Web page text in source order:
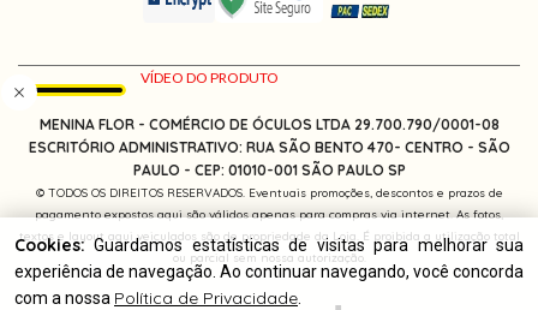
MENINA FLOR - COMÉRCIO DE ÓCULOS LTDA 29.700.790/0001-08
ESCRITÓRIO ADMINISTRATIVO: RUA SÃO BENTO 470- CENTRO - SÃO
PAULO - CEP: 01010-001SÃO PAULO SP
© TODOS OS DIREITOS RESERVADOS. Eventuais promoções, descontos e prazos de
pagamento expostos aqui são válidos apenas para compras via internet. As fotos,
textos e layout aqui veiculados são de propriedade da Loja. É proibida a utilização total
ou parcial sem nossa autorização.
Cookies:Guardamos estatísticas de visitas para melhorar sua
experiência de navegação. Ao continuar navegando, você concorda
com a nossa Política de Privacidade